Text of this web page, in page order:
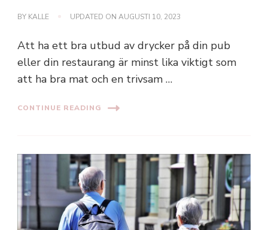
BY KALLE UPDATED ON AUGUSTI 10, 2023
Att ha ett bra utbud av drycker på din pub
eller din restaurang är minst lika viktigt som
att ha bra mat och en trivsam …
CONTINUE READING